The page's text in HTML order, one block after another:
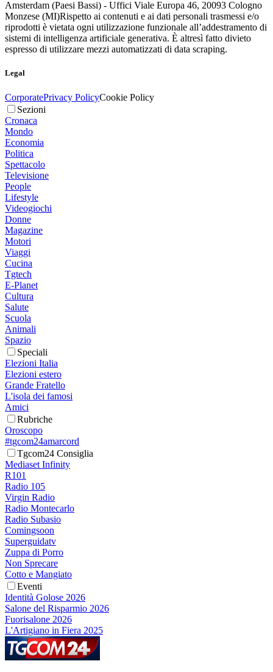
Amsterdam (Paesi Bassi) - Uffici Viale Europa 46, 20093 Cologno
Monzese (MI)Rispetto ai contenuti e ai dati personali trasmessi e/o
riprodotti è vietata ogni utilizzazione funzionale all’addestramento di
sistemi di intelligenza artificiale generativa. È altresì fatto divieto
espresso di utilizzare mezzi automatizzati di data scraping.
Legal
CorporatePrivacy PolicyCookie Policy
Sezioni
Cronaca
Mondo
Economia
Politica
Spettacolo
Televisione
People
Lifestyle
Videogiochi
Donne
Magazine
Motori
Viaggi
Cucina
Tgtech
E-Planet
Cultura
Salute
Scuola
Animali
Spazio
Speciali
Elezioni Italia
Elezioni estero
Grande Fratello
L'isola dei famosi
Amici
Rubriche
Oroscopo
#tgcom24amarcord
Tgcom24 Consiglia
Mediaset Infinity
R101
Radio 105
Virgin Radio
Radio Montecarlo
Radio Subasio
Comingsoon
Superguidatv
Zuppa di Porro
Non Sprecare
Cotto e Mangiato
Eventi
Identità Golose 2026
Salone del Risparmio 2026
Fuorisalone 2026
L'Artigiano in Fiera 2025